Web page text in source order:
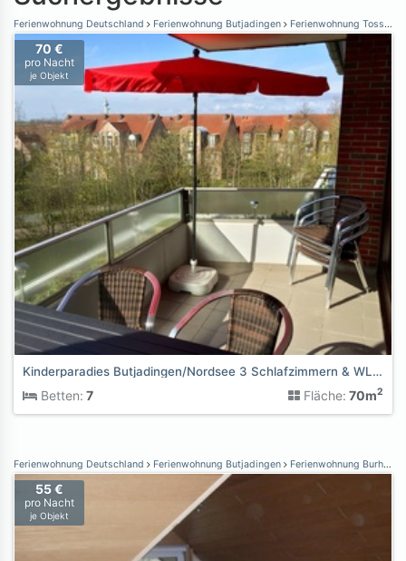
Ferienwohnung Deutschland Ferienwohnung Butjadingen Ferienwohnung Tossens
70 €
pro Nacht
je Objekt
Kinderparadies Butjadingen/Nordsee 3 Schlafzimmern & WLAN
Betten: 7 Fläche: 70m2
Ferienwohnung Deutschland Ferienwohnung Butjadingen Ferienwohnung Burhave
55 €
pro Nacht
je Objekt